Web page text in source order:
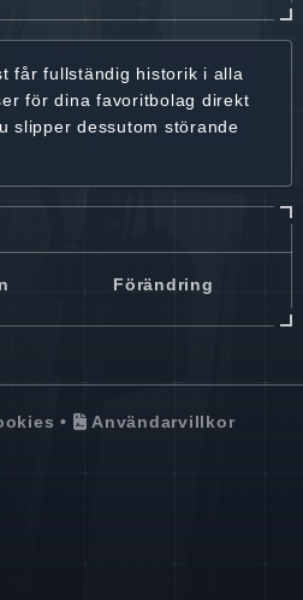
fårfullständig historik i alla
för dina favoritbolag direkt
slipper dessutom störande
Förändring
• Användarvillkor